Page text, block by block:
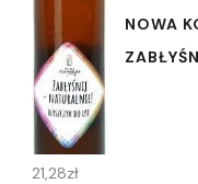
NOWA
21,28zł